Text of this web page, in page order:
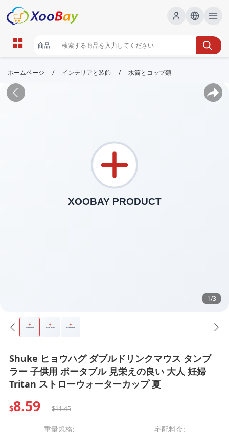
ホームページ / インテリアと装飾 / 水筒とコップ類
1/3
Shuke ヒョウハグ ダブルドリンクマウス タンブ
ラー 子供用 ポータブル 見栄えの良い 大人 妊婦
Tritan ストローウォーターカップ 夏
$8.59 $11.45
重量規格:
宅配料金: